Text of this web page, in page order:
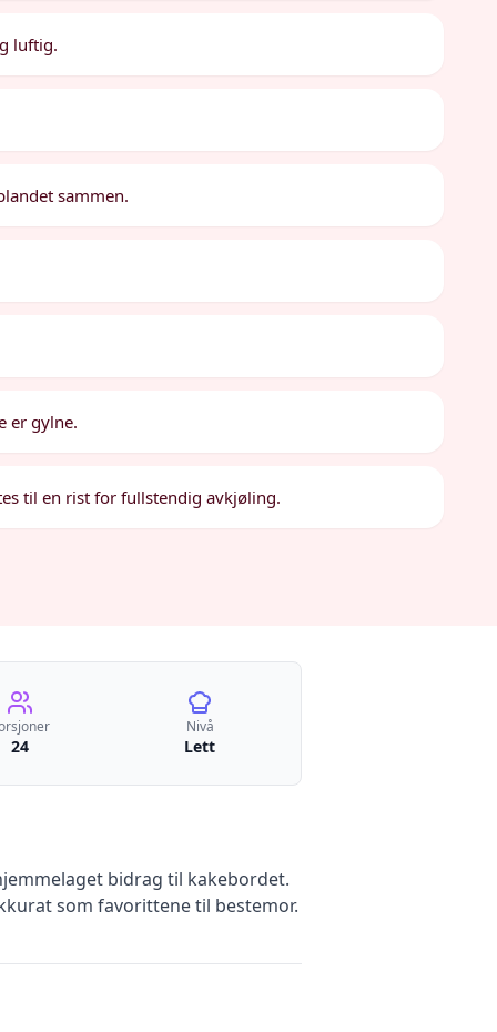
luftig.
sammen.
er gylne.
til en rist for fullstendig avkjøling.
24
Nivå
Lett
bidrag til kakebordet.
som favorittene til bestemor.